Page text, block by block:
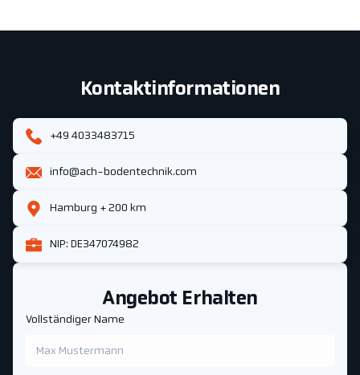
Angebot Erhalten
Vollständiger Name
Kontaktinformationen
+49 4033483715
info@ach-bodentechnik.com
Hamburg + 200 km
NIP: DE347074982